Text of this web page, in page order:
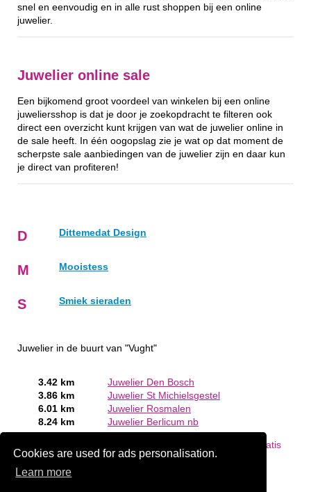
Cookies are used for ads personalisation.
Learn more
snel en eenvoudig en in alle rust shoppen bij een online
juwelier.
Juwelier online sale
Een bijkomend groot voordeel van winkelen bij een online
juweliersshop is dat je door je zoekopdracht te filteren ook
direct een overzicht kunt krijgen van wat de juwelier online in
de sale heeft. In één oogopslag zie je wat op dat moment de
scherpste sale aanbiedingen van de juwelier zijn en daar kun
je direct van profiteren!
D Dittemedat Design
M Mooistess
S Smiek sieraden
Juwelier in de buurt van "Vught"
3.42 km
Juwelier Den Bosch
3.86 km
Juwelier St Michielsgestel
6.01 km
Juwelier Rosmalen
8.24 km
Juwelier Berlicum nb
Meld een bedrijf gratis
aan